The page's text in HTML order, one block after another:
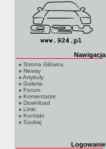
Nawigacja
Strona Główna
Newsy
Artykuły
Galeria
Forum
Komentarze
Download
Linki
Kontakt
Szukaj
Logowanie